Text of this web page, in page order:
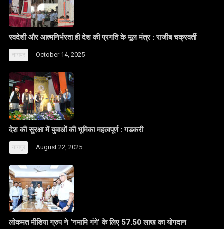
स्वदेशी और आत्मनिर्भरता ही देश की प्रगति के मूल मंत्र : राजीब चक्रवर्ती
नागपुर October 14, 2025
देश की सुरक्षा में युवाओं की भूमिका महत्वपूर्ण : गडकरी
नागपुर August 22, 2025
लोकमत मीडिया ग्रुप ने ‘नमामि गंगे’ के लिए 57.50 लाख का योगदान